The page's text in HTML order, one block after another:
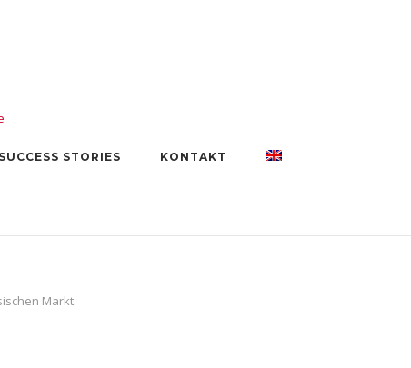
SUCCESS STORIES KONTAKT
Markt.